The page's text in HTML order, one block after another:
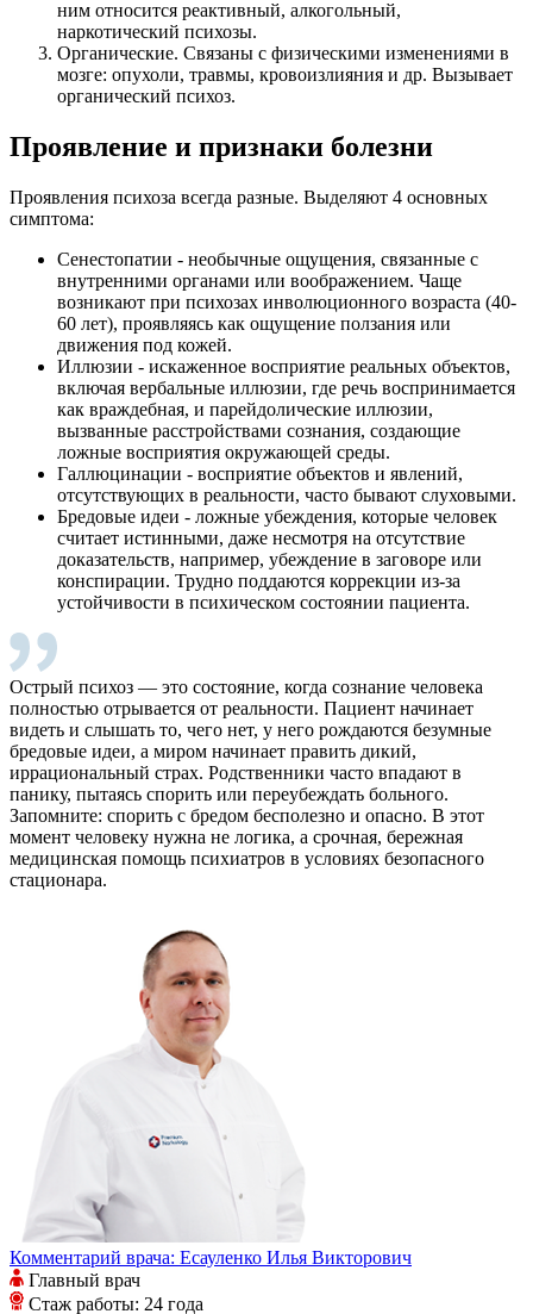
ним относится реактивный, алкогольный,
наркотический психозы.
Органические. Связаны с физическими изменениями в
мозге: опухоли, травмы, кровоизлияния и др. Вызывает
органический психоз.
Проявление и признаки болезни
Проявления психоза всегда разные. Выделяют 4 основных
симптома:
Сенестопатии - необычные ощущения, связанные с
внутренними органами или воображением. Чаще
возникают при психозах инволюционного возраста (40-
60 лет), проявляясь как ощущение ползания или
движения под кожей.
Иллюзии - искаженное восприятие реальных объектов,
включая вербальные иллюзии, где речь воспринимается
как враждебная, и парейдолические иллюзии,
вызванные расстройствами сознания, создающие
ложные восприятия окружающей среды.
Галлюцинации - восприятие объектов и явлений,
отсутствующих в реальности, часто бывают слуховыми.
Бредовые идеи - ложные убеждения, которые человек
считает истинными, даже несмотря на отсутствие
доказательств, например, убеждение в заговоре или
конспирации. Трудно поддаются коррекции из-за
устойчивости в психическом состоянии пациента.
Острый психоз — это состояние, когда сознание человека
полностью отрывается от реальности. Пациент начинает
видеть и слышать то, чего нет, у него рождаются безумные
бредовые идеи, а миром начинает править дикий,
иррациональный страх. Родственники часто впадают в
панику, пытаясь спорить или переубеждать больного.
Запомните: спорить с бредом бесполезно и опасно. В этот
момент человеку нужна не логика, а срочная, бережная
медицинская помощь психиатров в условиях безопасного
стационара.
Комментарий врача: Есауленко Илья Викторович
Главный врач
Стаж работы: 24 года